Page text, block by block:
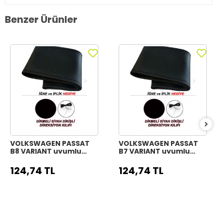
Benzer Ürünler
VOLKSWAGEN PASSAT
B8 VARIANT uyumlu
direksiyon kılıfı siyah
dikiş
124,74 TL
VOLKSWAGEN PASSAT
B7 VARIANT uyumlu
direksiyon kılıfı siyah
dikiş
124,74 TL